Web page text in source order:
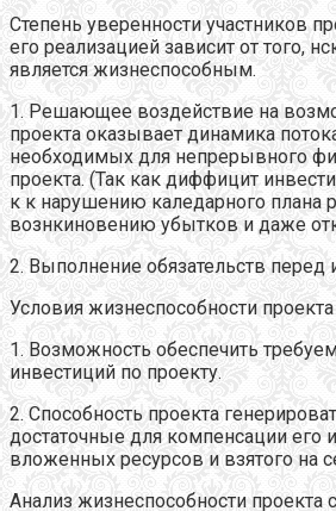
Степень уверенности участников
его реализацией зависит от того,
является жизнеспособным.
1. Решающее воздействие на
проекта оказывает динамика
необходимых для непрерывного
проекта. (Так как диффицит
к к нарушению каледарного плана
вознкиновению убытков и даже
2. Выполнение обязательств перед
Условия жизнеспособности проекта
1. Возможность обеспечить
инвестиций по проекту.
2. Способность проекта
достаточные для компенсации его
вложенных ресурсов и взятого на
Анализ жизнеспособности проекта